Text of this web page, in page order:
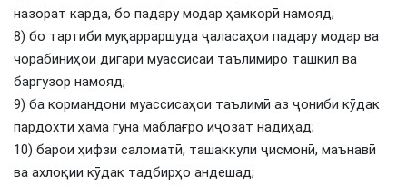
назорат карда, бо падару модар ҳамкорӣ намояд;
8) бо тартиби муқарраршуда ҷаласаҳои падару модар ва
чорабиниҳои дигари муассисаи таълимиро ташкил ва
баргузор намояд;
9) ба кормандони муассисаҳои таълимӣ аз ҷониби кӯдак
пардохти ҳама гуна маблағро иҷозат надиҳад;
10) барои ҳифзи саломатӣ, ташаккули ҷисмонӣ, маънавӣ
ва ахлоқии кӯдак тадбирҳо андешад;